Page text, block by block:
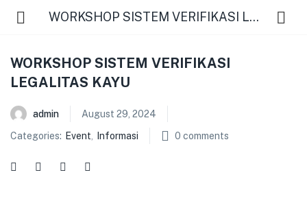
WORKSHOP SISTEM VERIFIKASI LEGALITAS KAYU
WORKSHOP SISTEM VERIFIKASI
LEGALITAS KAYU
admin
August 29, 2024
Categories: Event Informasi 0 comments